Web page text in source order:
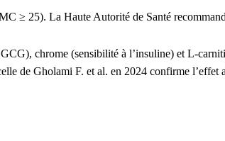
≥ 25). La Haute Autorité de Santé
chrome (sensibilité à l’insuline) et L-
de Gholami F. et al. en 2024 confirme l’effet